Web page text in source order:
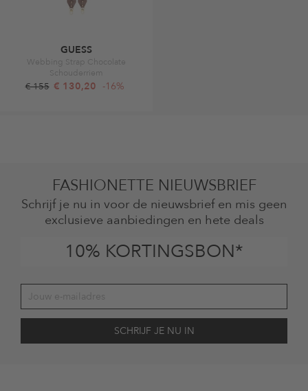
GUESS
Webbing Strap Chocolate
Schouderriem
€ 155 € 130,20 -16%
FASHIONETTE NIEUWSBRIEF
Schrijf je nu in voor de nieuwsbrief en mis geen
exclusieve aanbiedingen en hete deals
10% KORTINGSBON*